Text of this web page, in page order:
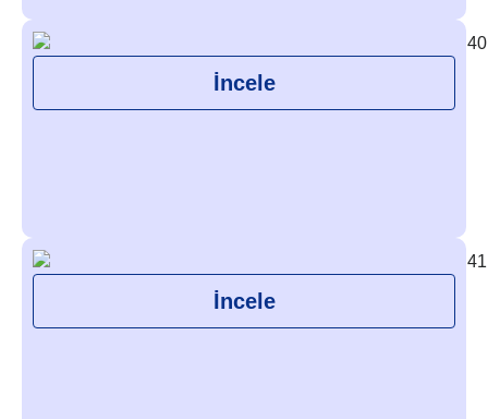
İncele
İncele